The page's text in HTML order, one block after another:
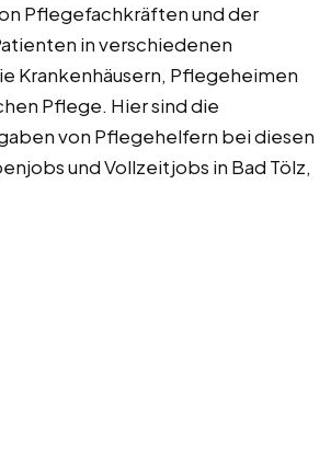
Pflegefachkräften und der
in verschiedenen
Krankenhäusern, Pflegeheimen
Pflege. Hier sind die
von Pflegehelfern bei diesen
und Vollzeitjobs in Bad Tölz,